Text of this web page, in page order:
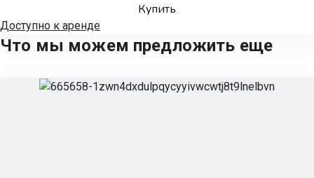
Купить
Доступно к аренде
Что мы можем предложить еще